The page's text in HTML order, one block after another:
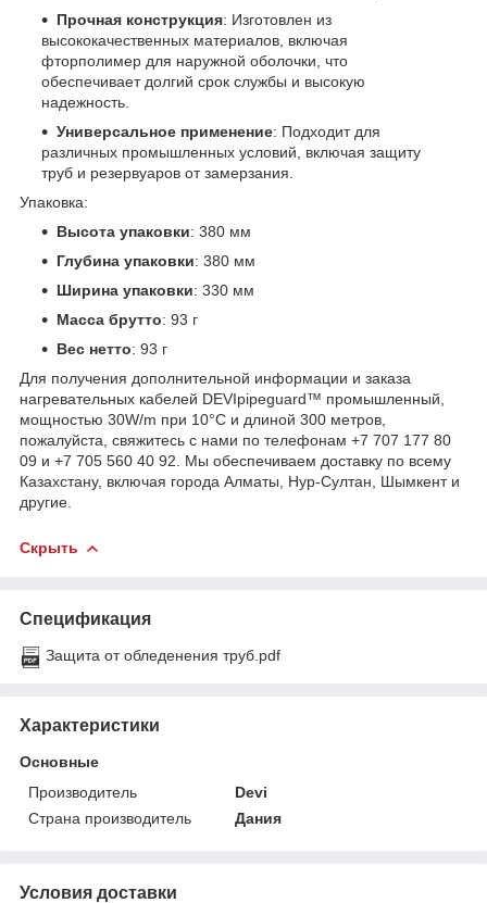
Прочная конструкция: Изготовлен из
высококачественных материалов, включая
фторполимер для наружной оболочки, что
обеспечивает долгий срок службы и высокую
надежность.
Универсальное применение: Подходит для
различных промышленных условий, включая защиту
труб и резервуаров от замерзания.
Упаковка:
Высота упаковки: 380 мм
Глубина упаковки: 380 мм
Ширина упаковки: 330 мм
Масса брутто: 93 г
Вес нетто: 93 г
Для получения дополнительной информации и заказа
нагревательных кабелей DEVIpipeguard™ промышленный,
мощностью 30W/m при 10°C и длиной 300 метров,
пожалуйста, свяжитесь с нами по телефонам +7 707 177 80
09 и +7 705 560 40 92. Мы обеспечиваем доставку по всему
Казахстану, включая города Алматы, Нур-Султан, Шымкент и
другие.
Скрыть
Спецификация
Защита от обледенения труб.pdf
Характеристики
Основные
Производитель
Devi
Страна производитель
Дания
Условия доставки